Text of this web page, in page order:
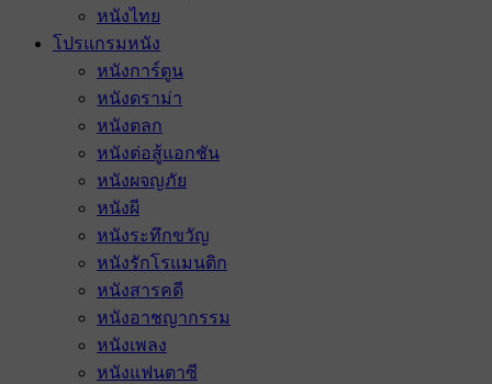
หนังไทย
โปรแกรมหนัง
หนังการ์ตูน
หนังดราม่า
หนังตลก
หนังต่อสู้แอกชัน
หนังผจญภัย
หนังผี
หนังระทึกขวัญ
หนังรักโรแมนติก
หนังสารคดี
หนังอาชญากรรม
หนังเพลง
หนังแฟนตาซี